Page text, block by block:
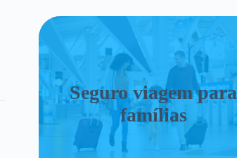
Seguro viagem para
famílias